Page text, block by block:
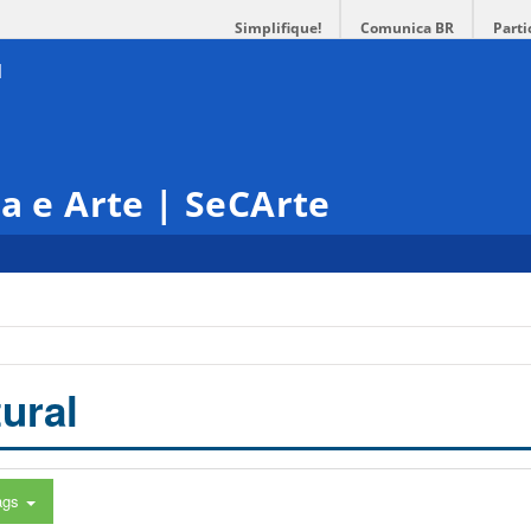
Simplifique! Comunica BR
e Arte | SeCArte